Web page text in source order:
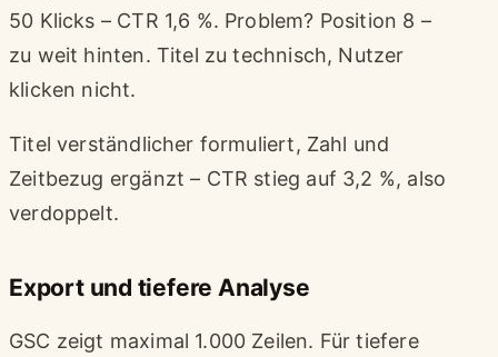
50 Klicks – CTR 1,6 %. Problem? Position 8 –
zu weit hinten. Titel zu technisch, Nutzer
klicken nicht.
Titel verständlicher formuliert, Zahl und
Zeitbezug ergänzt – CTR stieg auf 3,2 %, also
verdoppelt.
Export und tiefere Analyse
GSC zeigt maximal 1.000 Zeilen. Für tiefere